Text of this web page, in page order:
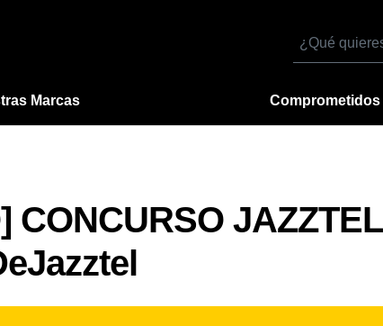
Buscar
Marcas Comprometidos
CONCURSO JAZZTEL